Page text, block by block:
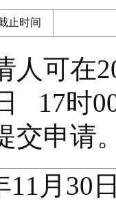
止时间
人可在
17时
交申请
11月30